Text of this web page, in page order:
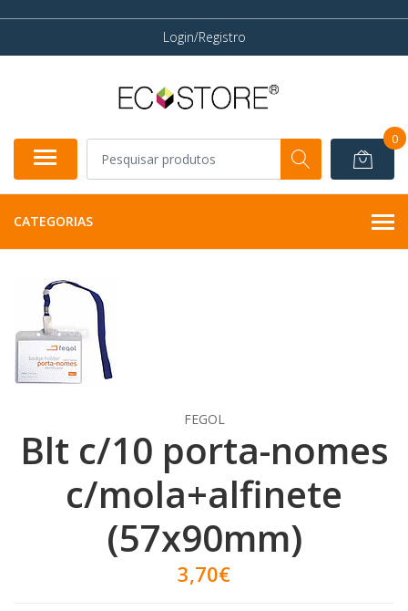
Login/Registro
0
CATEGORIAS
FEGOL
Blt c/10 porta-nomes
c/mola+alfinete
(57x90mm)
3,70€